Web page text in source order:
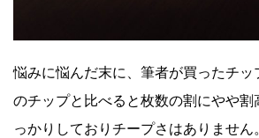
悩みに悩んだ末に、筆者が買ったチ
のチップと比べると枚数の割にやや割
っかりしておりチープさはありませ